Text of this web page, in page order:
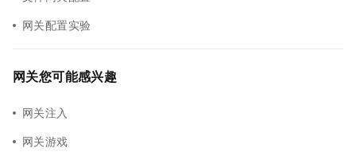
网关配置实验
网关您可能感兴趣
网关注入
网关游戏